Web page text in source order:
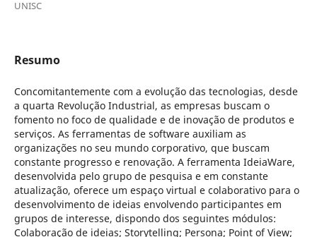
UNISC
Resumo
Concomitantemente com a evolução das tecnologias, desde
a quarta Revolução Industrial, as empresas buscam o
fomento no foco de qualidade e de inovação de produtos e
serviços. As ferramentas de software auxiliam as
organizações no seu mundo corporativo, que buscam
constante progresso e renovação. A ferramenta IdeiaWare,
desenvolvida pelo grupo de pesquisa e em constante
atualização, oferece um espaço virtual e colaborativo para o
desenvolvimento de ideias envolvendo participantes em
grupos de interesse, dispondo dos seguintes módulos:
Colaboração de ideias; Storytelling; Persona; Point of View;